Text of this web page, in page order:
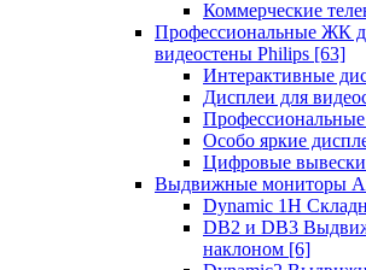
Коммерческие
Профессиональные ЖК
видеостены Philips [63]
Интерактивные
Дисплеи для
Особо яркие
Цифровые вывески
Выдвижные мониторы
Dynamic 1Н
DB2 и DB3
наклоном [6]